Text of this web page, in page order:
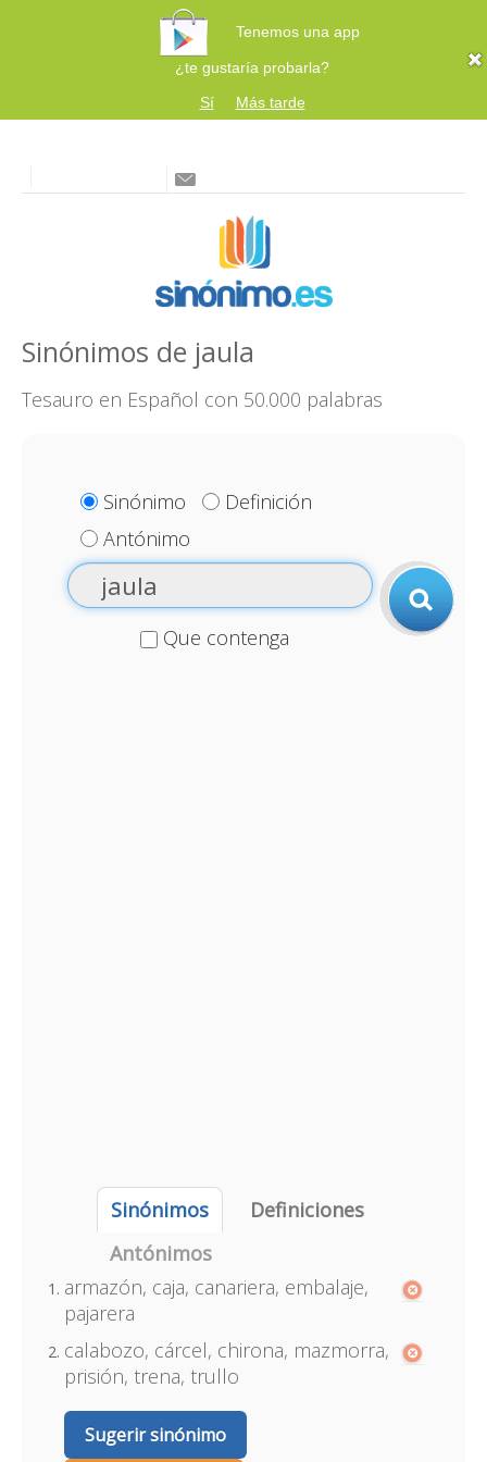
Tenemos una app
¿te gustaría probarla?
Sí
Más tarde
Sinónimos de jaula
Tesauro en Español con 50.000 palabras
Sinónimo
Definición
Antónimo
Que contenga
Sinónimos
Definiciones
Antónimos
armazón, caja, canariera, embalaje,
pajarera
calabozo, cárcel, chirona, mazmorra,
prisión, trena, trullo
Sugerir sinónimo